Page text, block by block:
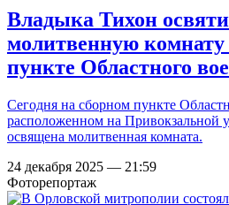
Владыка Тихон
молитвенную комнату
пункте Областного
Сегодня на сборном пункте
расположенном на Привокзальной
освящена молитвенная комната.
24 декабря 2025 — 21:59
Фоторепортаж